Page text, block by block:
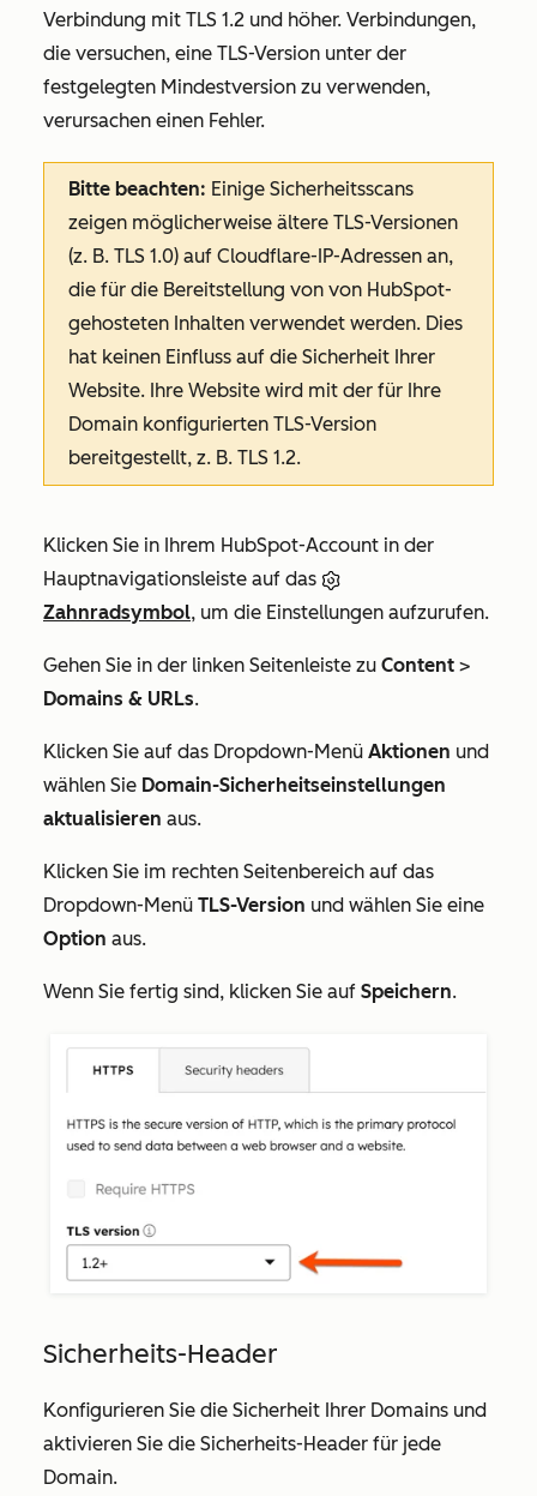
Verbindung mit TLS 1.2 und höher. Verbindungen,
die versuchen, eine TLS-Version unter der
festgelegten Mindestversion zu verwenden,
verursachen einen Fehler.
Bitte beachten: Einige Sicherheitsscans
zeigen möglicherweise ältere TLS-Versionen
(z. B. TLS 1.0) auf Cloudflare-IP-Adressen an,
die für die Bereitstellung von von HubSpot-
gehosteten Inhalten verwendet werden. Dies
hat keinen Einfluss auf die Sicherheit Ihrer
Website. Ihre Website wird mit der für Ihre
Domain konfigurierten TLS-Version
bereitgestellt, z. B. TLS 1.2.
Klicken Sie in Ihrem HubSpot-Account in der
Hauptnavigationsleiste auf das
Zahnradsymbol, um die Einstellungen aufzurufen.
Gehen Sie in der linken Seitenleiste zu Content >
Domains & URLs.
Klicken Sie auf das Dropdown-Menü Aktionen und
wählen Sie Domain-Sicherheitseinstellungen
aktualisieren aus.
Klicken Sie im rechten Seitenbereich auf das
Dropdown-Menü TLS-Version und wählen Sie eine
Option aus.
Wenn Sie fertig sind, klicken Sie auf Speichern.
Sicherheits-Header
Konfigurieren Sie die Sicherheit Ihrer Domains und
aktivieren Sie die Sicherheits-Header für jede
Domain.